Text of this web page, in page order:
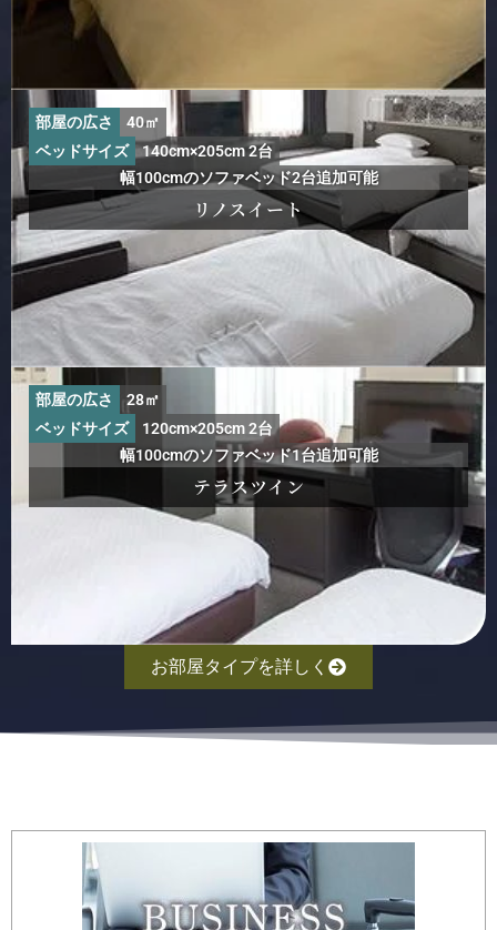
部屋の広さ
40㎡
ベッドサイズ
140cm×205cm 2台
幅100cmのソファベッド2台追加可能
リノスイート
部屋の広さ
28㎡
ベッドサイズ
120cm×205cm 2台
幅100cmのソファベッド1台追加可能
テラスツイン
お部屋タイプを詳しく